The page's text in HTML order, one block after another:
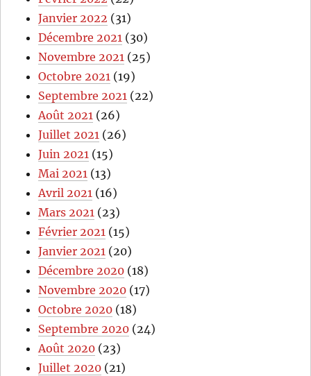
Janvier 2022 (31)
Décembre 2021 (30)
Novembre 2021 (25)
Octobre 2021 (19)
Septembre 2021 (22)
Août 2021 (26)
Juillet 2021 (26)
Juin 2021 (15)
Mai 2021 (13)
Avril 2021 (16)
Mars 2021 (23)
Février 2021 (15)
Janvier 2021 (20)
Décembre 2020 (18)
Novembre 2020 (17)
Octobre 2020 (18)
Septembre 2020 (24)
Août 2020 (23)
Juillet 2020 (21)